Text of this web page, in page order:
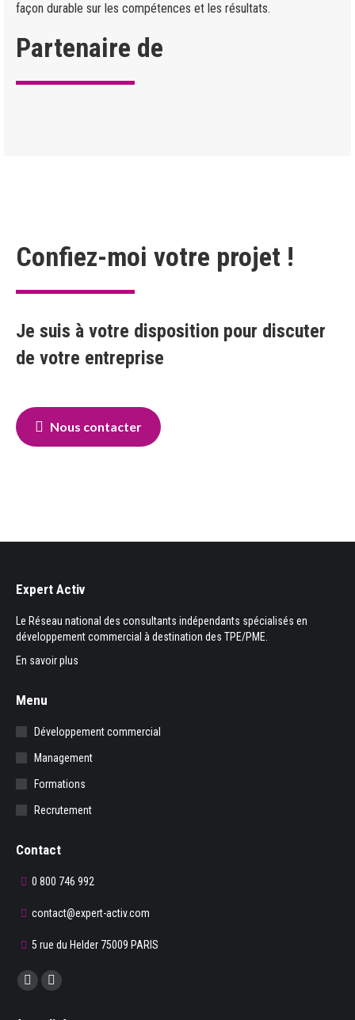
façon durable sur les compétences et les résultats.
Partenaire de
Confiez-moi votre projet !
Je suis à votre disposition pour discuter
de votre entreprise
Nous contacter
Expert Activ
Le Réseau national des consultants indépendants spécialisés en
développement commercial à destination des TPE/PME.
En savoir plus
Menu
Développement commercial
Management
Formations
Recrutement
Contact
0 800 746 992
contact@expert-activ.com
5 rue du Helder 75009 PARIS
Trouvez nous sur :
La
La